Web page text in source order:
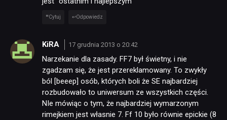
Cytuj Odpowiedz
KiRA 17 grudnia 2013 o 20:42
Narzekanie dla zasady. FF7 był świetny, i nie
zgadzam się, że jest przereklamowany. To zwykły
ból [beeep] osób, których boli że SE najbardziej
rozbudowało to uniwersum ze wszystkich części.
NIe mówiąc o tym, że najbardziej wymarzonym
rimejkiem jest własnie 7. Ff 10 było równie epickie (8